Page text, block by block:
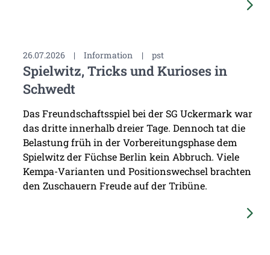
26.07.2026 | Information | pst
Spielwitz, Tricks und Kurioses in
Schwedt
Das Freundschaftsspiel bei der SG Uckermark war
das dritte innerhalb dreier Tage. Dennoch tat die
Belastung früh in der Vorbereitungsphase dem
Spielwitz der Füchse Berlin kein Abbruch. Viele
Kempa-Varianten und Positionswechsel brachten
den Zuschauern Freude auf der Tribüne.